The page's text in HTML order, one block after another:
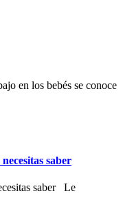
en los bebés se conoce
saber
saber Le